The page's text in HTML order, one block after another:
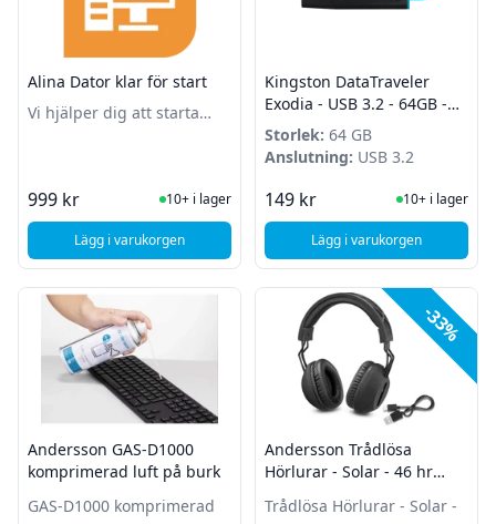
Alina Dator klar för start
Vi hjälper dig att starta
999 kr I Lager
10+ i lager
Lägg i varukorgen, Alina Dator klar för start
Kingston DataTraveler
Exodia - USB 3.2 - 64GB -
Turkos - Max 2st per kund!
Storlek: 64 GB
Anslutning: USB 3.2
149 kr I Lager
10+ i lager
Lägg i varukorgen
, Kingston
Andersson GAS-D1000
komprimerad luft på burk
GAS-D1000 komprimerad
-33%
Andersson Trådlösa
Hörlurar - Solar - 46 hr
batteri
Trådlösa Hörlurar - Solar -